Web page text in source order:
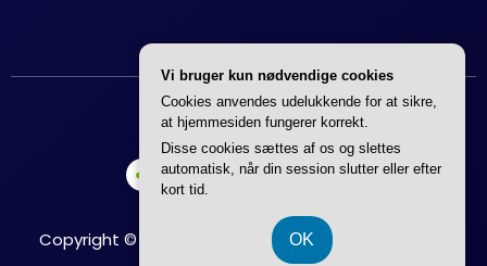
Annonce
Copyright © 2026 Boligkatalog | Powered by
Vi bruger kun nødvendige cookies
Cookies anvendes udelukkende for at sikre,
at hjemmesiden fungerer korrekt.
Disse cookies sættes af os og slettes
automatisk, når din session slutter eller efter
kort tid.
OK